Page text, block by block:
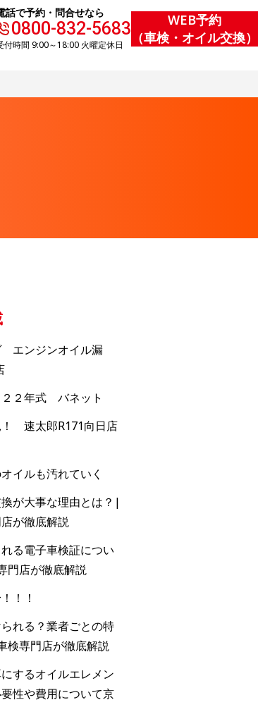
話で予約・問合せなら
0800-832-5683
付時間 9:00～18:00 火曜定休日
WEB予約
（車検・オイル交換）
エンジンオイル漏
２年式 バネット
速太郎R171向日店
イルも汚れていく
が大事な理由とは？|
が徹底解説
る電子車検証につい
門店が徹底解説
！！
れる？業者ごとの特
検専門店が徹底解説
するオイルエレメン
性や費用について京